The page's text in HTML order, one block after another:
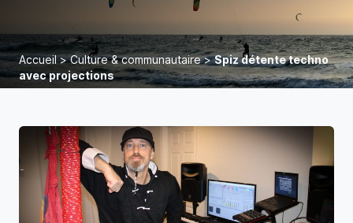
Accueil>Culture & communautaire>Spiz détente techno
avec projections